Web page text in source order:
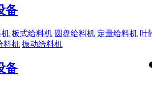
备
机 板式给料机 圆盘给料机 定量给料机 叶
料机 振动给料机
备